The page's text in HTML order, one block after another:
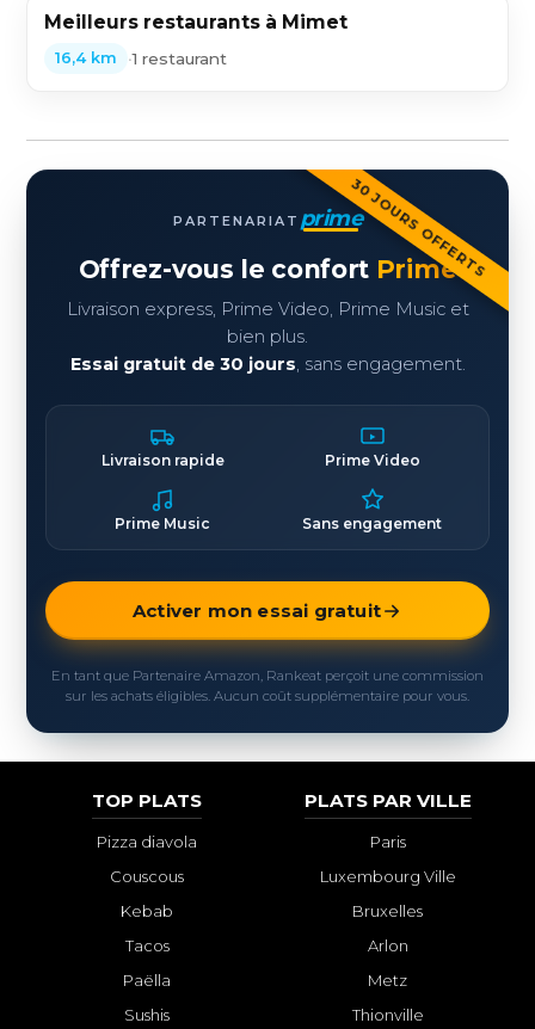
Meilleurs restaurants à Mimet
16,4 km •1 restaurant
30 JOURS OFFERTS
PARTENARIAT prime
Offrez-vous le confort Prime
Livraison express, Prime Video, Prime Music et
bien plus.
Essai gratuit de 30 jours, sans engagement.
Livraison rapide Prime Video
Prime Music Sans engagement
Activer mon essai gratuit
En tant que Partenaire Amazon, Rankeat perçoit une commission
sur les achats éligibles. Aucun coût supplémentaire pour vous.
TOP PLATS
Pizza diavola
Couscous
Kebab
Tacos
Paëlla
Sushis
PLATS PAR VILLE
Paris
Luxembourg Ville
Bruxelles
Arlon
Metz
Thionville